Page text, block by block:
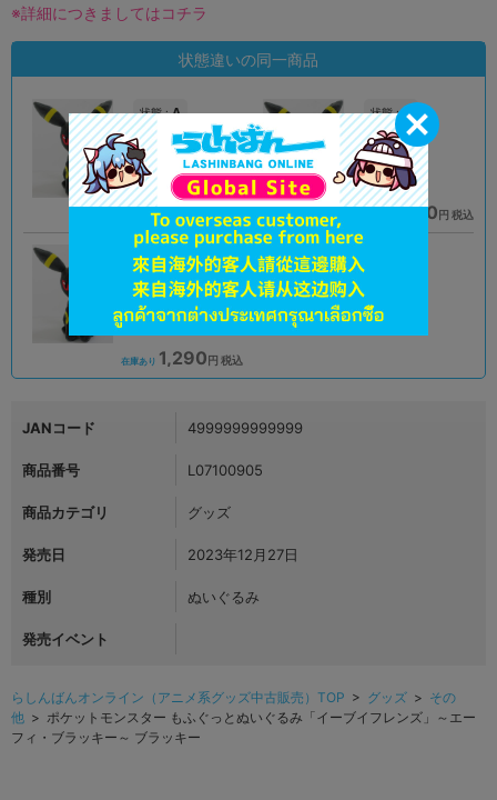
※詳細につきましてはコチラ
状態違いの同一商品
状態 :A
オンライン
品切状態 990円 税込
状態 :A
松山店
1,290円 税込
状態 :A
宇都宮店
在庫あり 1,290円 税込
JANコード 4999999999999
商品番号 L07100905
商品カテゴリ グッズ
発売日 2023年12月27日
種別 ぬいぐるみ
発売イベント
らしんばんオンライン（アニメ系グッズ中古販売）TOP > グッズ > その
他 > ポケットモンスター もふぐっとぬいぐるみ「イーブイフレンズ」～エー
フィ・ブラッキー～ ブラッキー